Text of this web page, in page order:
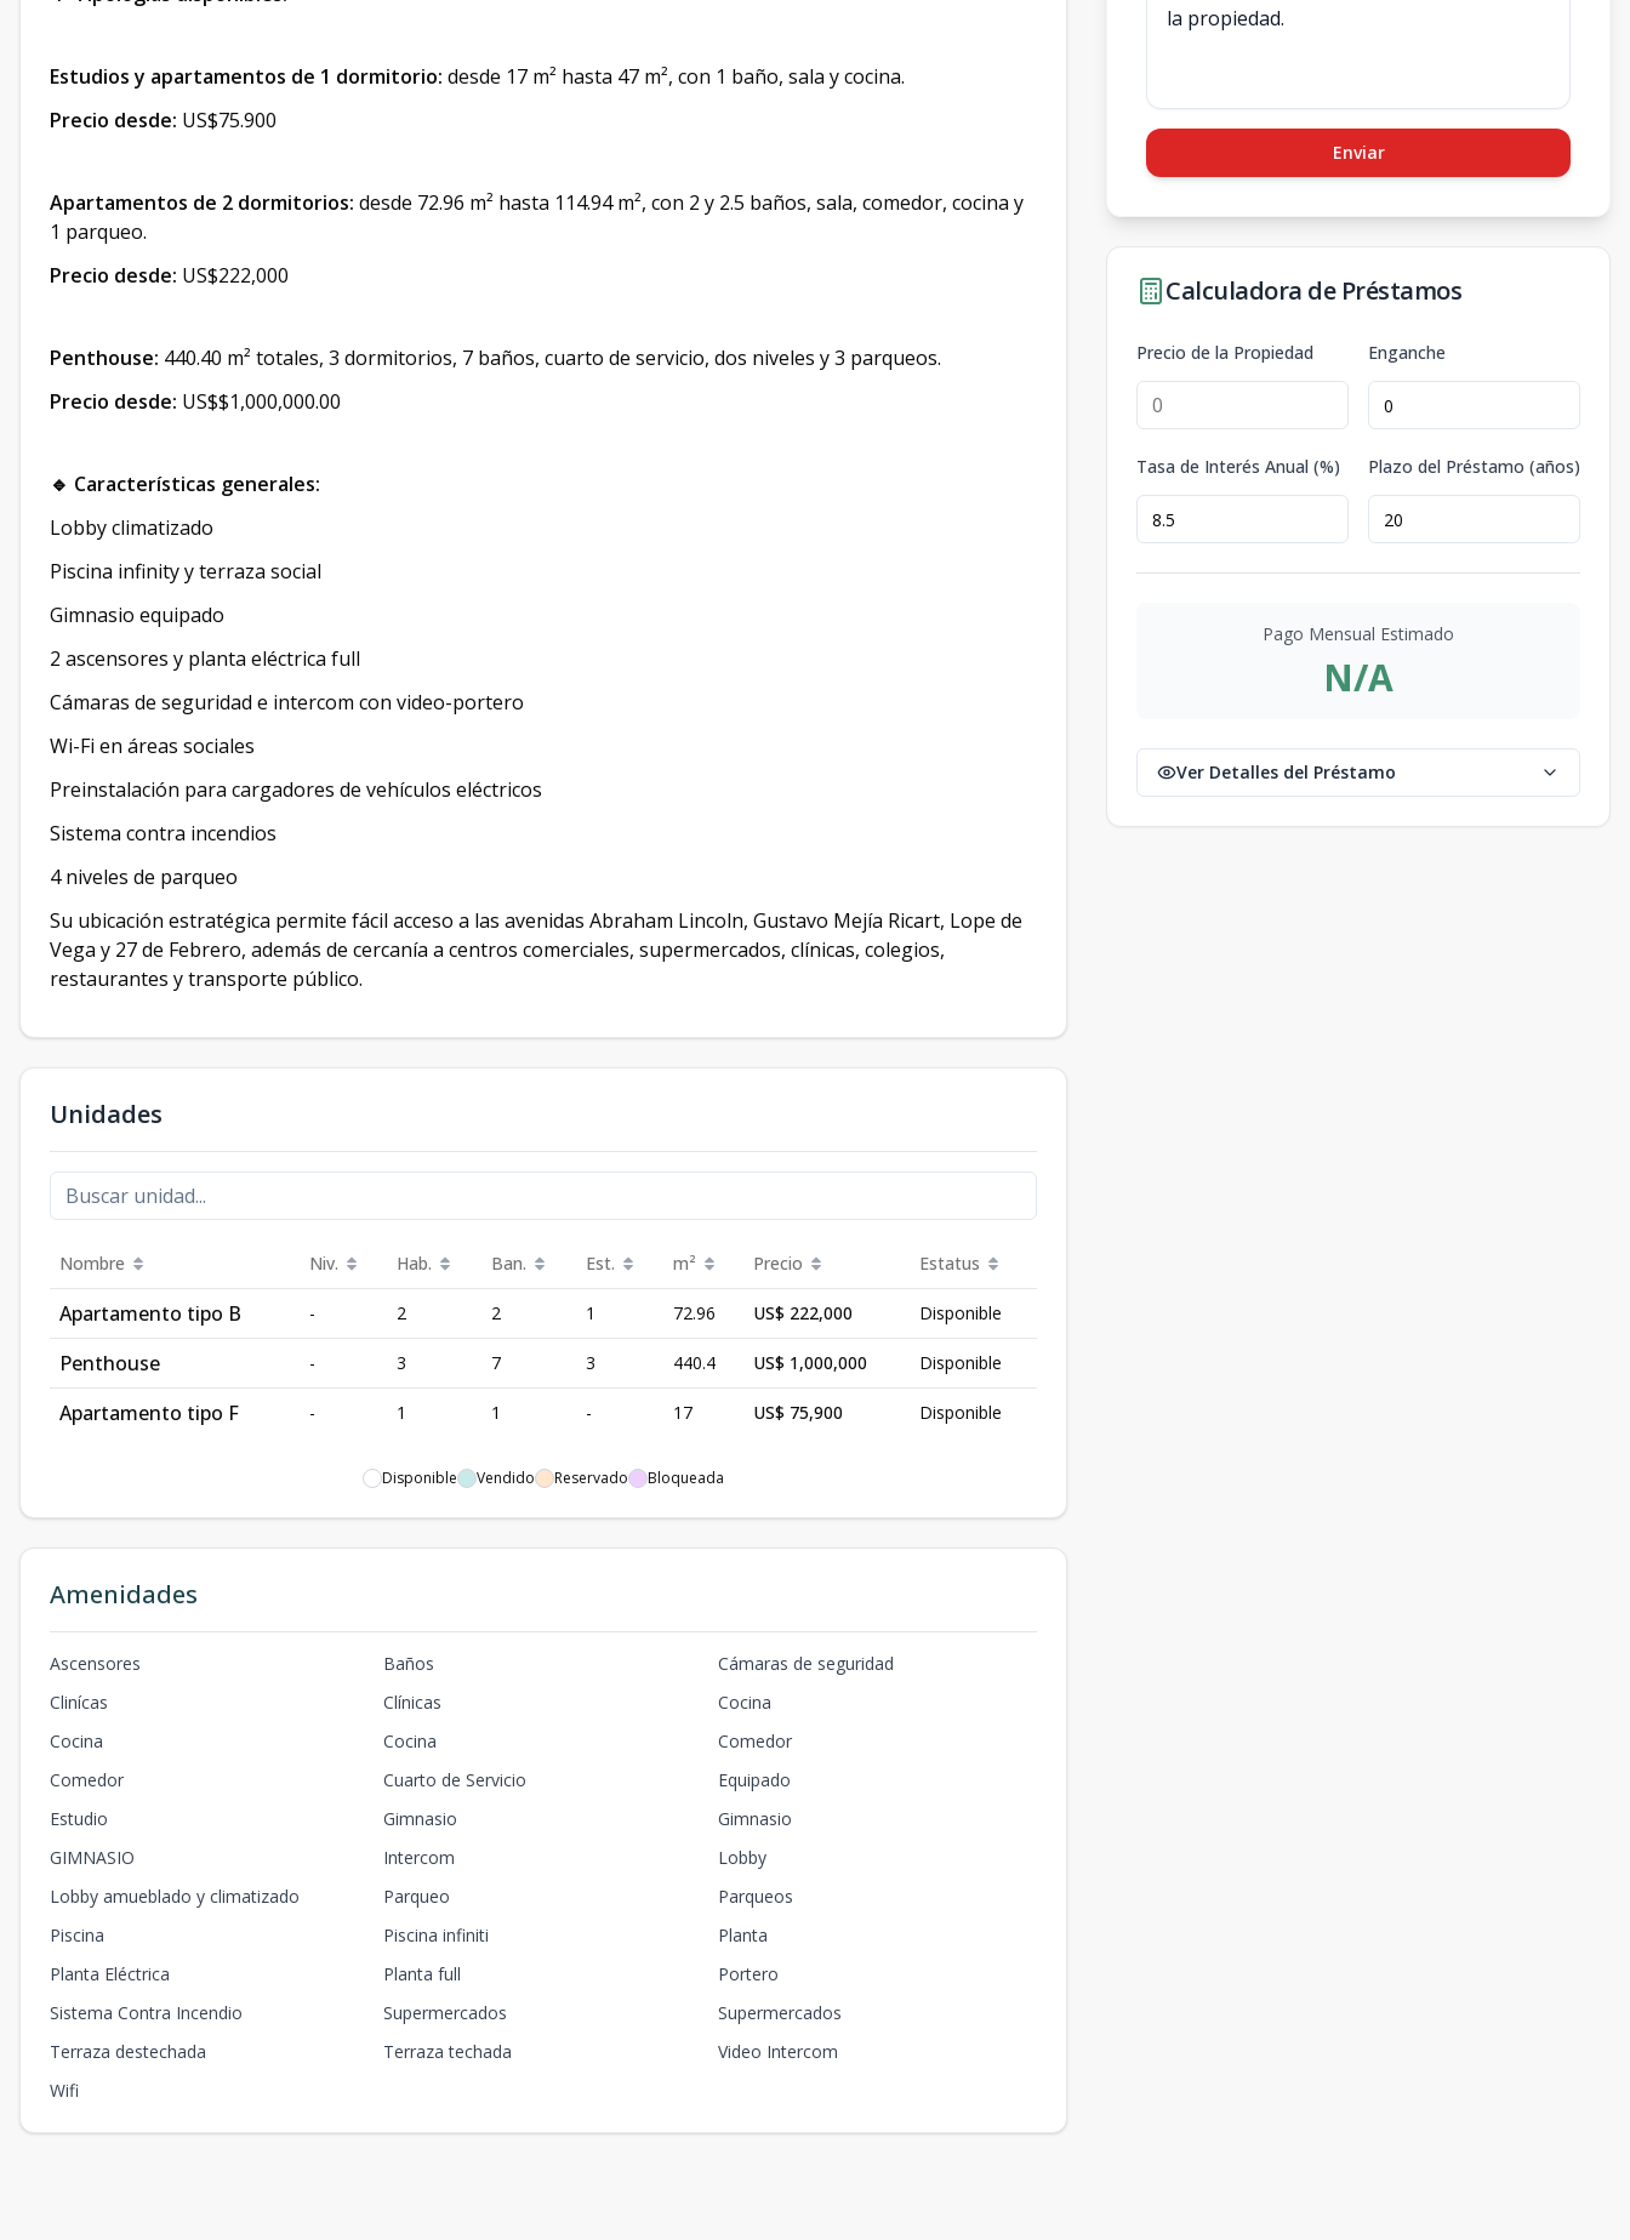
Estudios y apartamentos de 1 dormitorio: desde 17 m² hasta 47 m², con 1 baño, sala y cocina.
Precio desde: US$75.900
Apartamentos de 2 dormitorios: desde 72.96 m² hasta 114.94 m², con 2 y 2.5 baños, sala, comedor, cocina y
1 parqueo.
Precio desde: US$222,000
Penthouse: 440.40 m² totales, 3 dormitorios, 7 baños, cuarto de servicio, dos niveles y 3 parqueos.
Precio desde: US$$1,000,000.00
🔹 Características generales:
Lobby climatizado
Piscina infinity y terraza social
Gimnasio equipado
2 ascensores y planta eléctrica full
Cámaras de seguridad e intercom con video-portero
Wi-Fi en áreas sociales
Preinstalación para cargadores de vehículos eléctricos
Sistema contra incendios
4 niveles de parqueo
Su ubicación estratégica permite fácil acceso a las avenidas Abraham Lincoln, Gustavo Mejía Ricart, Lope de
Vega y 27 de Febrero, además de cercanía a centros comerciales, supermercados, clínicas, colegios,
restaurantes y transporte público.
Unidades
Nombre Niv. Hab. Ban. Est. m² Precio Estatus
Apartamento tipo B - 2 2 1 72.96 US$ 222,000 Disponible
Penthouse - 3 7 3 440.4 US$ 1,000,000 Disponible
Apartamento tipo F - 1 1 - 17 US$ 75,900 Disponible
Disponible Vendido Reservado Bloqueada
Amenidades
Ascensores Baños
Cámaras de seguridad
Clinícas
Clínicas
Cocina
Cocina
Cocina
Comedor
Comedor
Cuarto de Servicio
Equipado
Estudio
Gimnasio
Gimnasio
GIMNASIO
Intercom
Lobby
Lobby amueblado y climatizado
Parqueo
Parqueos
Piscina
Piscina infiniti
Planta
Planta Eléctrica
Planta full
Portero
Sistema Contra Incendio
Supermercados
Supermercados
Terraza destechada
Terraza techada
Video Intercom
Wifi
Enviar
Calculadora de Préstamos
Precio de la Propiedad Enganche
Tasa de Interés Anual (%) Plazo del Préstamo (años)
Pago Mensual Estimado
N/A
Ver Detalles del Préstamo